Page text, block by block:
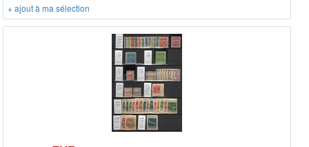
+ ajout à ma sélection